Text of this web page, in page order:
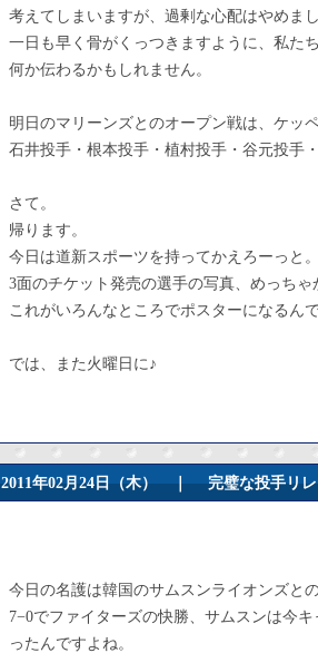
考えてしまいますが、過剰な心配はやめまし
一日も早く骨がくっつきますように、私た
何か伝わるかもしれません。
明日のマリーンズとのオープン戦は、ケッ
石井投手・根本投手・植村投手・谷元投手
さて。
帰ります。
今日は道新スポーツを持ってかえろーっと。
3面のチケット発売の選手の写真、めっちゃ
これがいろんなところでポスターになるん
では、また火曜日に♪
2011年02月24日（木） ｜完璧な投手リ
今日の名護は韓国のサムスンライオンズと
7−0でファイターズの快勝、サムスンは今
ったんですよね。